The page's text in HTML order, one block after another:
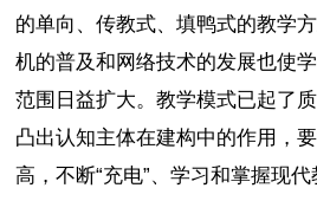
的单向、传教式、填鸭式的教学
机的普及和网络技术的发展也使
范围日益扩大。教学模式已起了
凸出认知主体在建构中的作用，
高，不断“充电”、学习和掌握现